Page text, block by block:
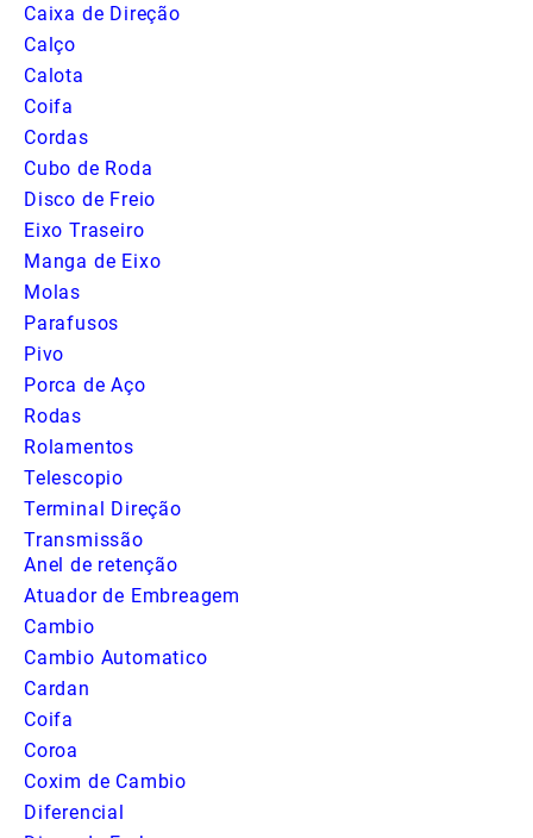
Caixa de Direção
Calço
Calota
Coifa
Cordas
Cubo de Roda
Disco de Freio
Eixo Traseiro
Manga de Eixo
Molas
Parafusos
Pivo
Porca de Aço
Rodas
Rolamentos
Telescopio
Terminal Direção
Transmissão
Anel de retenção
Atuador de Embreagem
Cambio
Cambio Automatico
Cardan
Coifa
Coroa
Coxim de Cambio
Diferencial